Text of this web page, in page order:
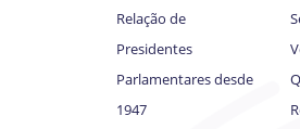
Relação de
Presidentes
Parlamentares desde
1947